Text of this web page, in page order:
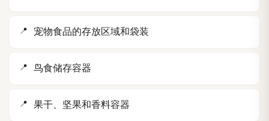
宠物食品的存放区域和袋装
鸟食储存容器
果干、坚果和香料容器